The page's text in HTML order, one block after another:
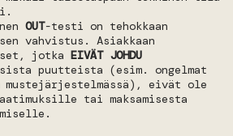
OUT-testi on tehokkaan
vahvistus. Asiakkaan
jotka EIVÄT JOHDU
puutteista (esim. ongelmat
mustejärjestelmässä), eivät ole
tai maksamisesta